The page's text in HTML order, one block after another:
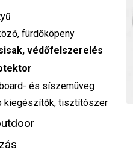
fürdőköpeny
védőfelszerelés
és síszemüveg
kiegészítők, tisztítószer